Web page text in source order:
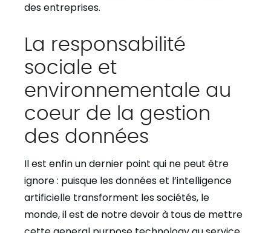
des entreprises.
La responsabilité
sociale et
environnementale au
coeur de la gestion
des données
Il est enfin un dernier point qui ne peut être
ignore : puisque les données et l’intelligence
artificielle transforment les sociétés, le
monde, il est de notre devoir à tous de mettre